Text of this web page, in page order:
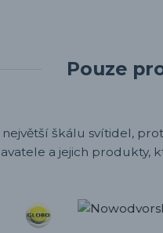
Pouze
škálu svítidel,
a jejich produkty,